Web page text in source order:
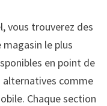
vous trouverez des
le plus
en point de
comme
Chaque section